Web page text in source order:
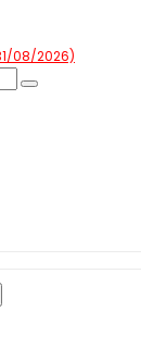
08/2026)